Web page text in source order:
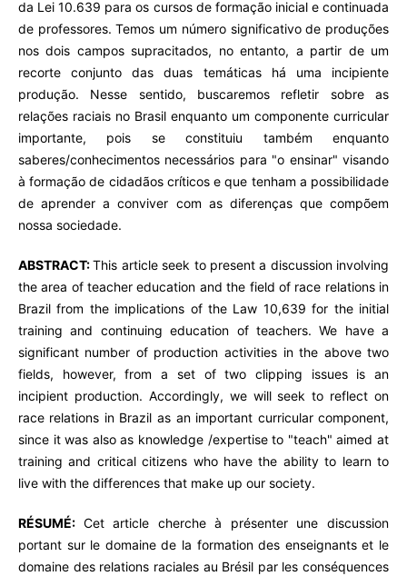
da Lei 10.639 para os cursos de formação inicial e continuada
de professores. Temos um número significativo de produções
nos dois campos supracitados, no entanto, a partir de um
recorte conjunto das duas temáticas há uma incipiente
produção. Nesse sentido, buscaremos refletir sobre as
relações raciais no Brasil enquanto um componente curricular
importante, pois se constituiu também enquanto
saberes/conhecimentos necessários para "o ensinar" visando
à formação de cidadãos críticos e que tenham a possibilidade
de aprender a conviver com as diferenças que compõem
nossa sociedade.
ABSTRACT:This article seek to present a discussion involving
the area of teacher education and the field of race relations in
Brazil from the implications of the Law 10,639 for the initial
training and continuing education of teachers. We have a
significant number of production activities in the above two
fields, however, from a set of two clipping issues is an
incipient production. Accordingly, we will seek to reflect on
race relations in Brazil as an important curricular component,
since it was also as knowledge /expertise to "teach" aimed at
training and critical citizens who have the ability to learn to
live with the differences that make up our society.
RÉSUMÉ: Cet article cherche à présenter une discussion
portant sur le domaine de la formation des enseignants et le
domaine des relations raciales au Brésil par les conséquences